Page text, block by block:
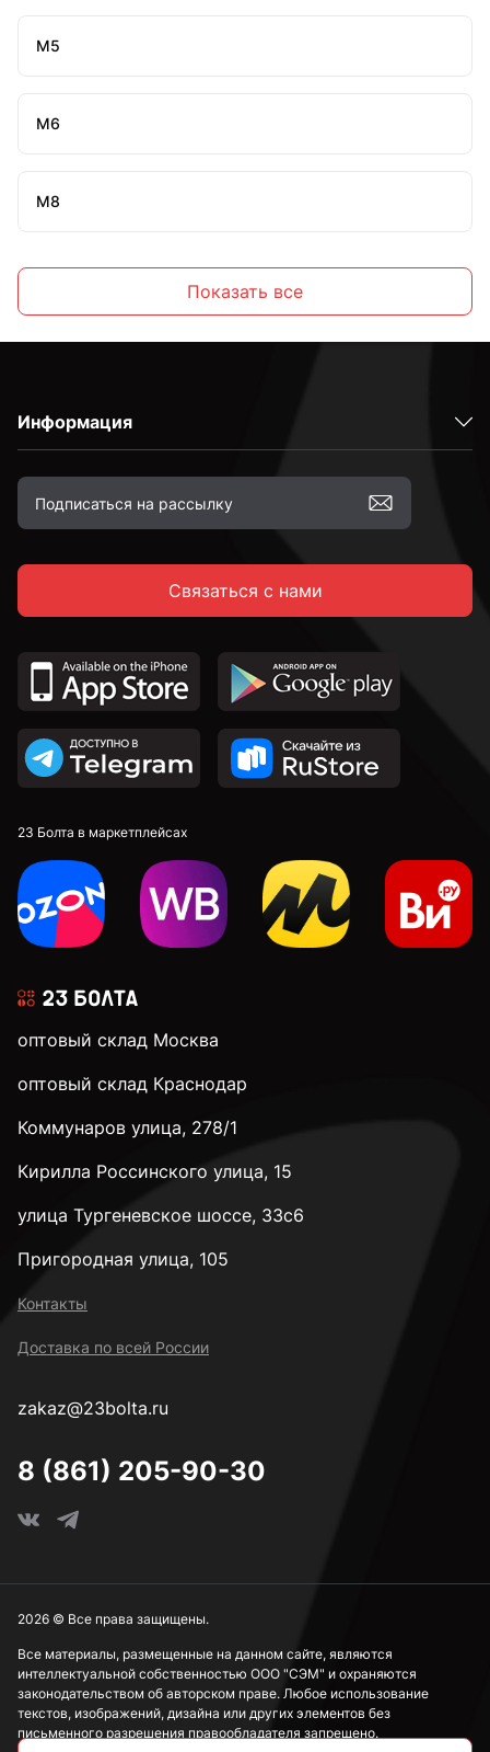
М5
М6
М8
Показать все
Информация
Связаться с нами
23 Болта в маркетплейсах
оптовый склад Москва
оптовый склад Краснодар
Коммунаров улица, 278/1
Кирилла Россинского улица, 15
улица Тургеневское шоссе, 33с6
Пригородная улица, 105
Контакты
Доставка по всей России
zakaz@23bolta.ru
8 (861) 205-90-30
Все материалы, размещенные на данном сайте, являются
интеллектуальной собственностью ООО "СЭМ" и охраняются
законодательством об авторском праве. Любое использование
текстов, изображений, дизайна или других элементов без
письменного разрешения правообладателя запрещено.
2026 © Все права защищены.